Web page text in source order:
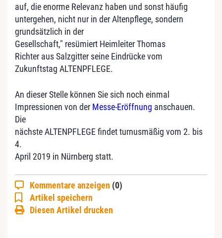
auf, die enorme Relevanz haben und sonst häufig
untergehen, nicht nur in der Altenpflege, sondern
grundsätzlich in der
Gesellschaft," resümiert Heimleiter Thomas
Richter aus Salzgitter seine Eindrücke vom
Zukunftstag ALTENPFLEGE.
An dieser Stelle können Sie sich noch einmal
Impressionen von der Messe-Eröffnung anschauen.
Die
nächste ALTENPFLEGE findet turnusmäßig vom 2. bis
4.
April 2019 in Nürnberg statt.
Kommentare anzeigen (0)
Artikel speichern
Diesen Artikel drucken